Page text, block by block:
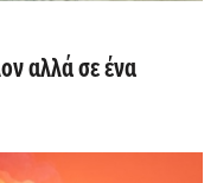
αλλά σε ένα